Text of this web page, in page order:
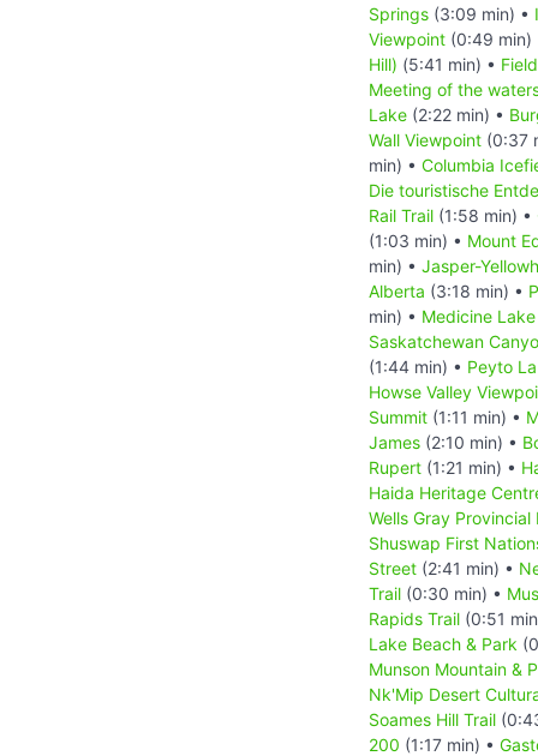
Springs (3:09 min) •
Viewpoint (0:49
Hill) (5:41 min) • Field
Meeting of the
Lake (2:22 min) •
Wall Viewpoint (0:37
min) • Columbia
Die touristische
Rail Trail (1:58 min) •
(1:03 min) • Mount
min) • Jasper-
Alberta (3:18 min) •
min) • Medicine Lake
Saskatchewan
(1:44 min) • Peyto
Howse Valley
Summit (1:11 min) •
James (2:10 min) •
Rupert (1:21 min) •
Haida Heritage
Wells Gray
Shuswap First
Street (2:41 min) •
Trail (0:30 min) •
Rapids Trail (0:51
Lake Beach & Park
Munson Mountain &
Nk'Mip Desert
Soames Hill Trail
200 (1:17 min) •